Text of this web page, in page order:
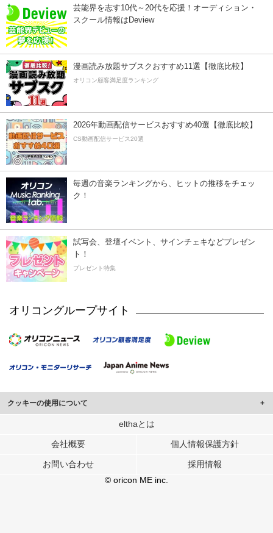
芸能界を志す10代～20代を応援！オーディション・
スクール情報はDeview
漫画読み放題サブスクおすすめ11選【徹底比較】
オリコン顧客満足度ランキング
2026年動画配信サービスおすすめ40選【徹底比較】
CS動画配信サービス20選
毎週の音楽ランキングから、ヒットの推移をチェッ
ク！
試写会、登壇イベント、サインチェキなどプレゼン
ト！
プレゼント特集
オリコングループサイト
クッキーの使用について
このサイトでは Cookie を使用して、ユーザーに合わせたコンテンツや広告の
行っています。
メディアや広告配信、データ解析の各パートナーに提供しています。
各パートナーは、この情報とユーザーが各パートナーに提供した他の情報や、
ユーザーが各パートナーのサービスを使用したときに収集した他の情報を組み
elthaとは
会社概要 個人情報保護方針
お問い合わせ
採用情報
© oricon ME inc.